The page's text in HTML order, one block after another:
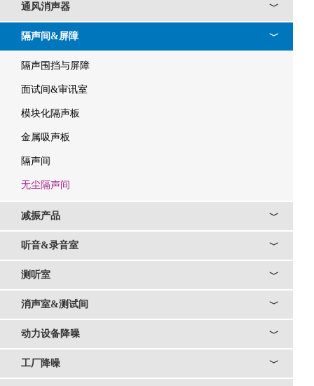
﹀
通风消声器
﹀
隔声间&屏障
隔声围挡与屏障
面试间&审讯室
模块化隔声板
金属吸声板
隔声间
无尘隔声间
﹀
减振产品
﹀
听音&录音室
﹀
测听室
﹀
消声室&测试间
﹀
动力设备降噪
﹀
工厂降噪